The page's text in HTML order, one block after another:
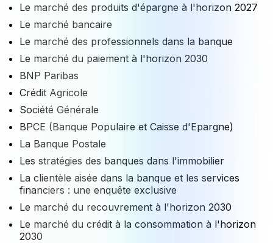
Le marché des produits d'épargne à l'horizon 2027
Le marché bancaire
Le marché des professionnels dans la banque
Le marché du paiement à l'horizon 2030
BNP Paribas
Crédit Agricole
Société Générale
BPCE (Banque Populaire et Caisse d'Epargne)
La Banque Postale
Les stratégies des banques dans l'immobilier
La clientèle aisée dans la banque et les services
financiers : une enquête exclusive
Le marché du recouvrement à l'horizon 2030
Le marché du crédit à la consommation à l'horizon
2030